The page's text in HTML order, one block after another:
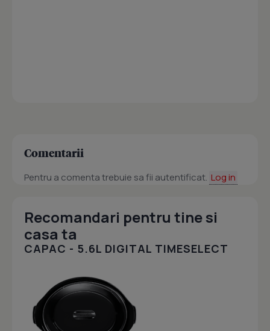
Comentarii
Pentru a comenta trebuie sa fii autentificat. Log in
Recomandari pentru tine si
casa ta
CAPAC - 5.6L DIGITAL TIMESELECT